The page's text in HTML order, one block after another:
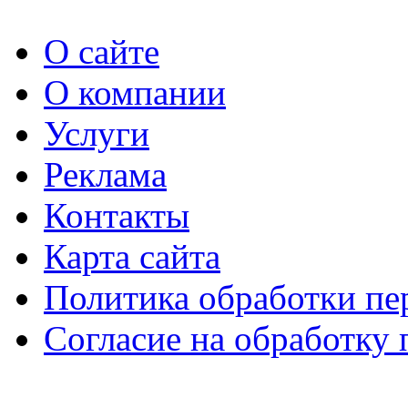
О сайте
О компании
Услуги
Реклама
Контакты
Карта сайта
Политика обработки
Согласие на